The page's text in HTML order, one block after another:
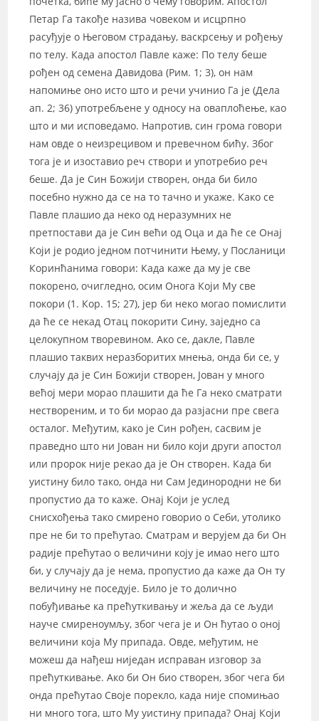
Петар Га такође назива човеком и исцрпно
расуђује о Његовом страдању, васкрсењу и рођењу
по телу. Када апостол Павле каже: По телу беше
рођен од семена Давидова (Рим. 1; 3), он нам
напомиње оно исто што и речи учинио Га је (Дела
ап. 2; 36) употребљене у односу на оваплоћење, као
што и ми исповедамо. Напротив, син грома говори
нам овде о неизрецивом и превечном бићу. Због
тога је и изоставио реч створи и употребио реч
беше. Да је Син Божији створен, онда би било
посебно нужно да се на то тачно и укаже. Како се
Павле плашио да неко од неразумних не
претпостави да је Син већи од Оца и да ће се Онај
Који је родио једном потчинити Њему, у Посланици
Коринћанима говори: Када каже да му је све
покорено, очигледно, осим Онога Који Му све
покори (1. Кор. 15; 27), јер би неко могао помислити
да ће се некад Отац покорити Сину, заједно са
целокупном творевином. Ако се, дакле, Павле
плашио таквих неразборитих мнења, онда би се, у
случају да је Син Божији створен, Јован у много
већој мери морао плашити да ће Га неко сматрати
нествореним, и то би морао да разјасни пре свега
осталог. Међутим, како је Син рођен, сасвим је
праведно што ни Јован ни било који други апостол
или пророк није рекао да је Он створен. Када би
уистину било тако, онда ни Сам Јединородни не би
пропустио да то каже. Онај Који је услед
снисхођења тако смирено говорио о Себи, утолико
пре не би то прећутао. Сматрам и верујем да би Он
радије прећутао о величини коју је имао него што
би, у случају да је нема, пропустио да каже да Он ту
величину не поседује. Било је то долично
побуђивање ка прећуткивању и жеља да се људи
науче смиреноумљу, због чега је и Он ћутао о оној
величини која Му припада. Овде, међутим, не
можеш да нађеш ниједан исправан изговор за
прећуткивање. Ако би Он био створен, због чега би
онда прећутао Своје порекло, када није спомињао
ни много тога, што Му уистину припада? Онај Који